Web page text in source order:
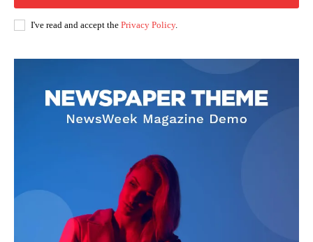
I've read and accept the Privacy Policy.